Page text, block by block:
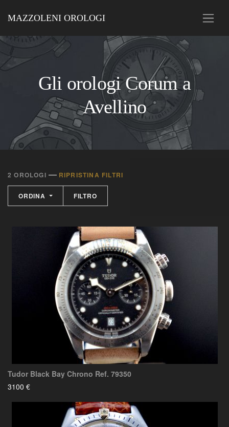
MAZZOLENI OROLOGI
Gli orologi Corum a
Avellino
2 OROLOGI — RIPRISTINA FILTRI
ORDINA FILTRO
Tudor Black Bay Chrono Ref. 79350
3100 €